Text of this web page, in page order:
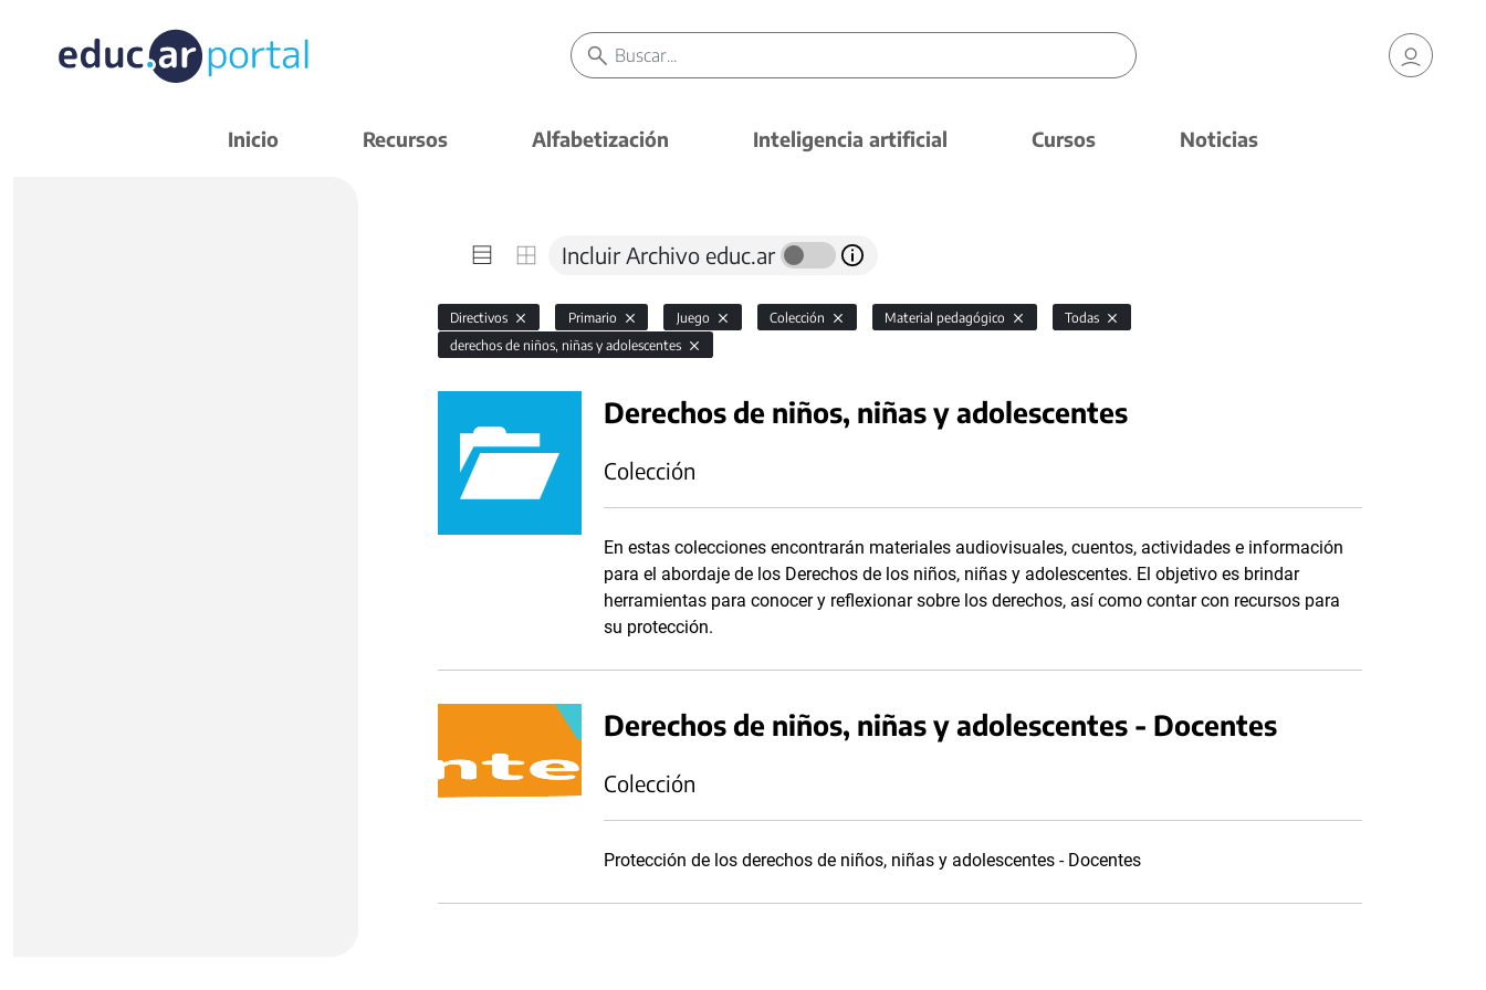
Inicio Recursos Alfabetización Inteligencia artificial Cursos Noticias
Incluir Archivo educ.ar
Directivos Primario Juego Colección Material pedagógico
Todas
derechos de niños, niñas y adolescentes
Derechos de niños, niñas y adolescentes
Colección
En estas colecciones encontrarán materiales audiovisuales, cuentos, actividades e información
para el abordaje de los Derechos de los niños, niñas y adolescentes. El objetivo es brindar
herramientas para conocer y reflexionar sobre los derechos, así como contar con recursos para
su protección.
Derechos de niños, niñas y adolescentes - Docentes
Colección
Protección de los derechos de niños, niñas y adolescentes - Docentes